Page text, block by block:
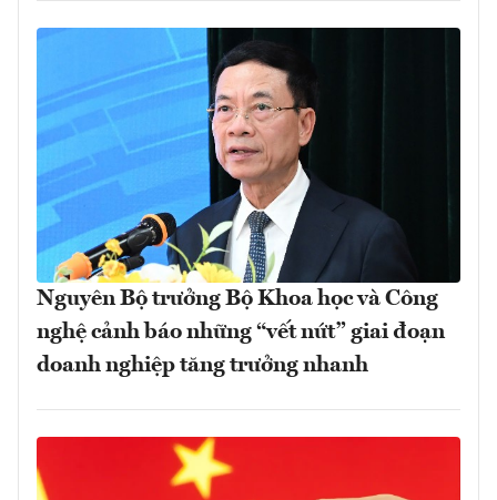
Nguyên Bộ trưởng Bộ Khoa học và Công
nghệ cảnh báo những “vết nứt” giai đoạn
doanh nghiệp tăng trưởng nhanh